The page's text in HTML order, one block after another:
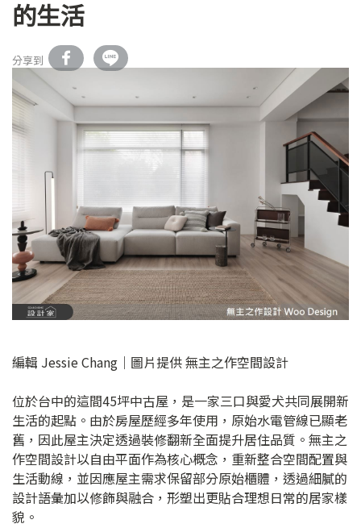
的生活
分享到
編輯 Jessie Chang｜圖片提供 無主之作空間設計
位於台中的這間45坪中古屋，是一家三口與愛犬共同展開新
生活的起點。由於房屋歷經多年使用，原始水電管線已顯老
舊，因此屋主決定透過裝修翻新全面提升居住品質。無主之
作空間設計以自由平面作為核心概念，重新整合空間配置與
生活動線，並因應屋主需求保留部分原始櫃體，透過細膩的
設計語彙加以修飾與融合，形塑出更貼合理想日常的居家樣
貌。